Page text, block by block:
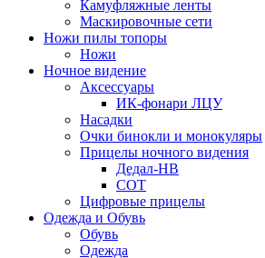
Камуфляжные ленты
Маскировочные сети
Ножи пилы топоры
Ножи
Ночное видение
Аксессуары
ИК-фонари ЛЦУ
Насадки
Очки бинокли и монокуляры
Прицелы ночного видения
Дедал-НВ
СОТ
Цифровые прицелы
Одежда и Обувь
Обувь
Одежда